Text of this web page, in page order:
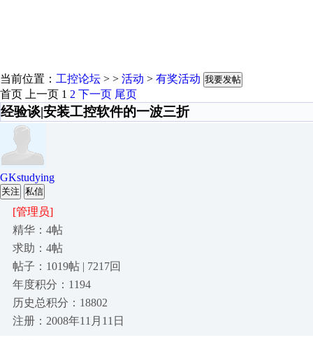
当前位置： 工控论坛 > > 活动 > 有奖活动 我要发帖
首页 上一页 1 2 下一页 尾页
经验谈|安装工控软件的一波三折
GKstudying
关注 私信
[管理员]
精华：4帖
求助：4帖
帖子：1019帖 | 7217回
年度积分：1194
历史总积分：18802
注册：2008年11月11日